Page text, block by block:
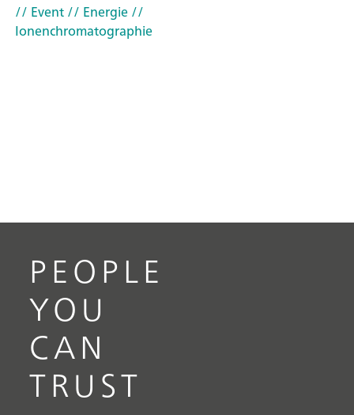
// Event// Energie//
Ionenchromatographie
PEOPLE
YOU
CAN
TRUST